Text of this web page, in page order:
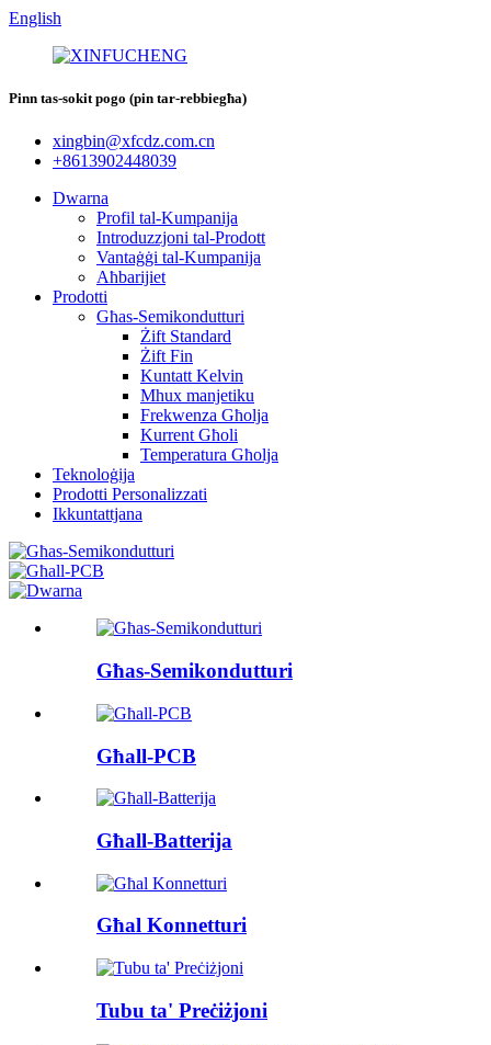
English
Pinn tas-sokit pogo (pin tar-rebbiegħa)
xingbin@xfcdz.com.cn
+8613902448039
Dwarna
Profil tal-Kumpanija
Introduzzjoni tal-Prodott
Vantaġġi tal-Kumpanija
Aħbarijiet
Prodotti
Għas-Semikondutturi
Żift Standard
Żift Fin
Kuntatt Kelvin
Mhux manjetiku
Frekwenza Għolja
Kurrent Għoli
Temperatura Għolja
Teknoloġija
Prodotti Personalizzati
Ikkuntattjana
Għas-Semikondutturi
Għall-PCB
Għall-Batterija
Għal Konnetturi
Tubu ta' Preċiżjoni